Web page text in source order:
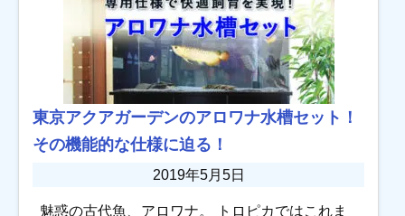
東京アクアガーデンのアロワナ水槽セット！
その機能的な仕様に迫る！
2019年5月5日
魅惑の古代魚、アロワナ。 トロピカではこれま